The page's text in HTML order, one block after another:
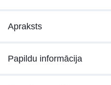
Apraksts
Papildu informācija